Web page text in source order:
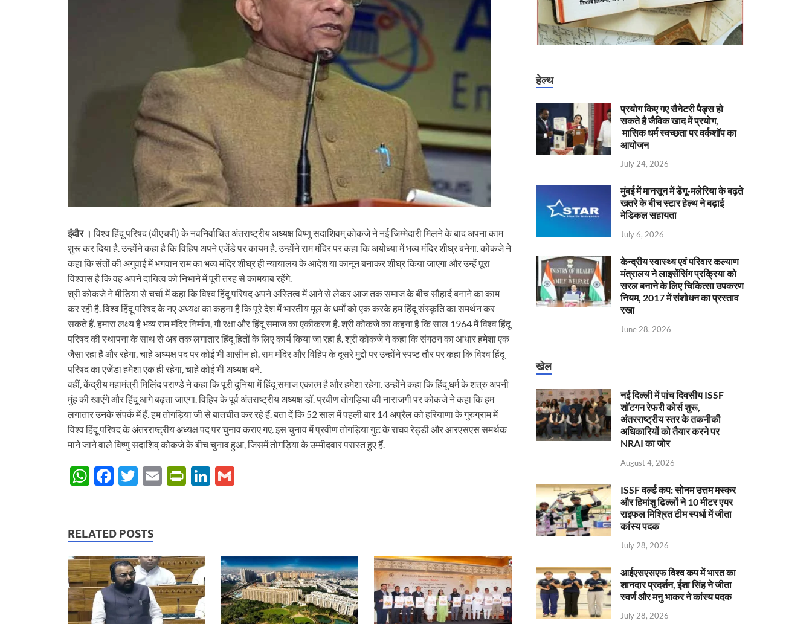
इंदौर ।विश्व हिंदू परिषद (वीएचपी) के नवनिर्वाचित अंतराष्ट्रीय अध्यक्ष विष्णु सदाशिवम् कोकजे ने नई जिम्मेदारी मिलने के बाद अपना काम
शुरू कर दिया है. उन्होंने कहा है कि विहिप अपने एजेंडे पर कायम है. उन्होंने राम मंदिर पर कहा कि अयोध्या में भव्य मंदिर शीघ्र बनेगा. कोकजे ने
कहा कि संतों की अगुवाई में भगवान राम का भव्य मंदिर शीघ्र ही न्यायालय के आदेश या कानून बनाकर शीघ्र किया जाएगा और उन्हें पूरा
विश्वास है कि वह अपने दायित्व को निभाने में पूरी तरह से कामयाब रहेंगे.
श्री कोकजे ने मीडिया से चर्चा में कहा कि विश्व हिंदू परिषद अपने अस्तित्व में आने से लेकर आज तक समाज के बीच सौहार्द बनाने का काम
कर रही है. विश्व हिंदू परिषद के नए अध्यक्ष का कहना है कि पूरे देश में भारतीय मूल के धर्मों को एक करके हम हिंदू संस्कृति का समर्थन कर
सकते हैं. हमारा लक्ष्य है भव्य राम मंदिर निर्माण, गौ रक्षा और हिंदू समाज का एकीकरण है. श्री कोकजे का कहना है कि साल 1964 में विश्व हिंदू
परिषद की स्थापना के साथ से अब तक लगातार हिंदू हितों के लिए कार्य किया जा रहा है. श्री कोकजे ने कहा कि संगठन का आधार हमेशा एक
जैसा रहा है और रहेगा, चाहे अध्यक्ष पद पर कोई भी आसीन हो. राम मंदिर और विहिप के दूसरे मुद्दों पर उन्होंने स्पष्ट तौर पर कहा कि विश्व हिंदू
परिषद का एजेंडा हमेशा एक ही रहेगा, चाहे कोई भी अध्यक्ष बने.
वहीं, केंद्रीय महामंत्री मिलिंद पराण्डे ने कहा कि पूरी दुनिया में हिंदू समाज एकात्म है और हमेशा रहेगा. उन्होंने कहा कि हिंदू धर्म के शत्रु अपनी
मुंह की खाएंगे और हिंदू आगे बढ़ता जाएगा. विहिप के पूर्व अंतराष्ट्रीय अध्यक्ष डॉ. प्रवीण तोगड़िया की नाराजगी पर कोकजे ने कहा कि हम
लगातार उनके संपर्क में हैं. हम तोगड़िया जी से बातचीत कर रहे हैं. बता दें कि 52 साल में पहली बार 14 अप्रैल को हरियाणा के गुरुग्राम में
विश्व हिंदू परिषद के अंतरराष्ट्रीय अध्यक्ष पद पर चुनाव कराए गए. इस चुनाव में प्रवीण तोगड़िया गुट के राघव रेड्डी और आरएसएस समर्थक
माने जाने वाले विष्णु सदाशिव् कोकजे के बीच चुनाव हुआ, जिसमें तोगड़िया के उम्मीदवार परास्त हुए हैं.
W
s
A
p
p
F
b
o
o
k
T
er
E
P
ie
n
dl
y
Li
dI
RELATED POSTS
हेल्थ
प्रयोग किए गए सैनेटरी पैड्स हो
सकते है जैविक खाद में प्रयोग,
मासिक धर्म स्वच्छता पर वर्कशॉप का
आयोजन
July 24, 2026
मुंबई में मानसून में डेंगू-मलेरिया के बढ़ते
खतरे के बीच स्टार हेल्थ ने बढ़ाई
मेडिकल सहायता
July 6, 2026
केन्‍द्रीय स्वास्थ्य एवं परिवार कल्याण
मंत्रालय ने लाइसेंसिंग प्रक्रिया को
सरल बनाने के लिए चिकित्सा उपकरण
नियम, 2017 में संशोधन का प्रस्ताव
रखा
June 28, 2026
खेल
नई दिल्ली में पांच दिवसीय ISSF
शॉटगन रेफरी कोर्स शुरू,
अंतरराष्ट्रीय स्तर के तकनीकी
अधिकारियों को तैयार करने पर
NRAI का जोर
August 4, 2026
ISSF वर्ल्ड कप: सोनम उत्तम मस्कर
और हिमांशु ढिल्लों ने 10 मीटर एयर
राइफल मिश्रित टीम स्पर्धा में जीता
कांस्य पदक
July 28, 2026
आईएसएसएफ विश्व कप में भारत का
शानदार प्रदर्शन, ईशा सिंह ने जीता
स्वर्ण और मनु भाकर ने कांस्य पदक
July 28, 2026